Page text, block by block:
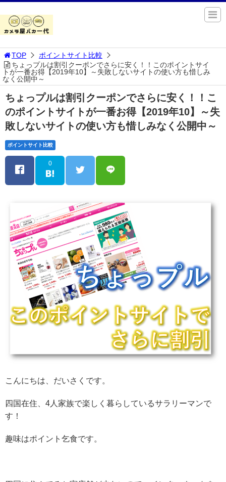
TOP
ポイントサイト比較
ちょっプルは割引クーポンでさらに安く！！このポイントサイ
トが一番お得【2019年10】～失敗しないサイトの使い方も惜しみ
なく公開中～
ちょっプルは割引クーポンでさらに安く！！こ
のポイントサイトが一番お得【2019年10】～失
敗しないサイトの使い方も惜しみなく公開中～
ポイントサイト比較
0
こんにちは、だいさくです。
四国在住、4人家族で楽しく暮らしているサラリーマンで
す！
趣味はポイント乞食です。